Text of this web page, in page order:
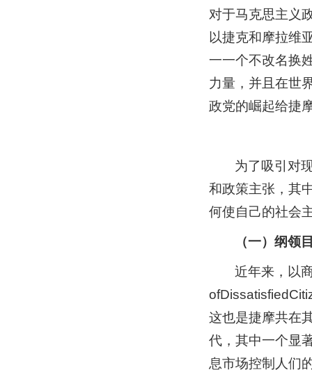
对于马克思主义
以捷克和摩拉维
一一个不改名换
力量，并且在世
政党的崛起给捷
为了吸引对
和政策主张，其
何使自己的社会
（一）纲领
近年来，以
这也是捷摩共在
代，其中一个显
息市场控制人们